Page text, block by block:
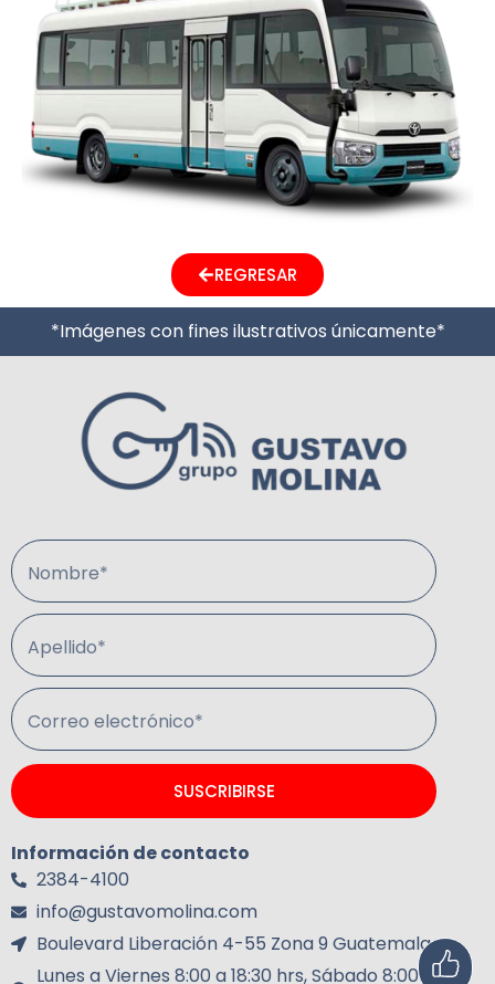
REGRESAR
*Imágenes con fines ilustrativos únicamente*
Nombre*
Apellido*
Correo electrónico*
SUSCRIBIRSE
Información de contacto
2384-4100
info@gustavomolina.com
Boulevard Liberación 4-55 Zona 9 Guatemala.
Lunes a Viernes 8:00 a 18:30 hrs, Sábado 8:00 a